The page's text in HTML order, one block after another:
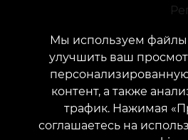
КОНТАКТЫ
Свяжитесь с нами:
Мы используем файлы
улучшить ваш
контент, а также
трафик. Нажимая
соглашаетесь на